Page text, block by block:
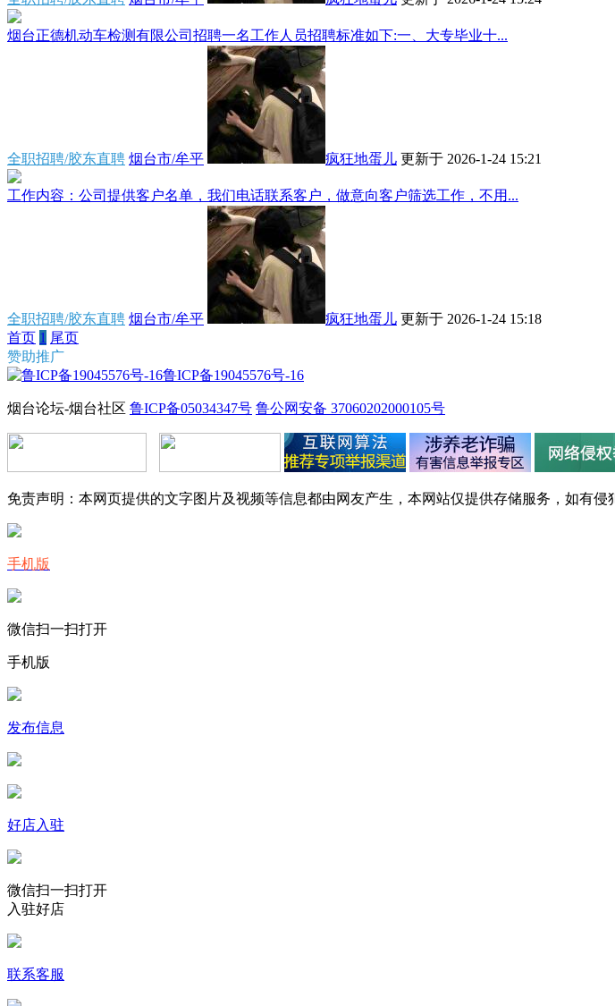
烟台正德机动车检测有限公司招聘一名工作人员招聘标准如下:一、大专毕业十...
全职招聘/胶东直聘 烟台市/牟平 疯狂地蛋儿 更新于 2026-1-24 15:21
工作内容：公司提供客户名单，我们电话联系客户，做意向客户筛选工作，不用...
全职招聘/胶东直聘 烟台市/牟平 疯狂地蛋儿 更新于 2026-1-24 15:18
首页 1 尾页
赞助推广
鲁ICP备19045576号-16
烟台论坛-烟台社区 鲁ICP备05034347号 鲁公网安备 37060202000105号
免责声明：本网页提供的文字图片及视频等信息都由网友产生，本网站仅提供存储服务，如有
手机版
微信扫一扫打开
手机版
发布信息
好店入驻
微信扫一扫打开
入驻好店
联系客服